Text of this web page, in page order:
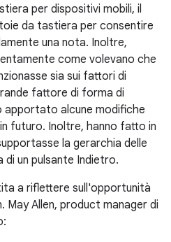
per dispositivi mobili, il
da tastiera per consentire
una nota. Inoltre,
come volevano che
sia sui fattori di
fattore di forma di
apportato alcune modifiche
futuro. Inoltre, hanno fatto in
la gerarchia delle
di un pulsante Indietro.
a riflettere sull'opportunità
Allen, product manager di